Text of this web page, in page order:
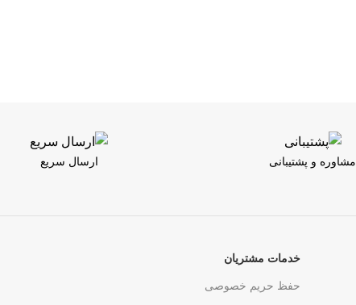
مشاوره و پشتیبانی ارسال سریع
خدمات مشتریان
حفظ حریم خصوصی